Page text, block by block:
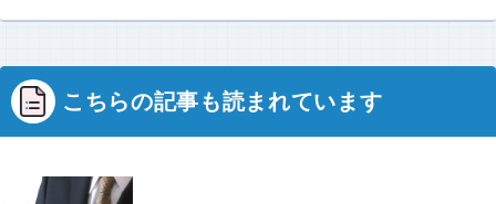
こちらの記事も読まれています